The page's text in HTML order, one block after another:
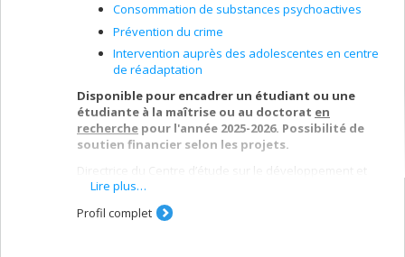
Consommation de substances psychoactives
Prévention du crime
Intervention auprès des adolescentes en centre
de réadaptation
Disponible pour encadrer un étudiant ou une
étudiante à la maîtrise ou au doctorat en
recherche pour l'année 2025-2026. Possibilité de
soutien financier selon les projets.
Directrice du Centre d’étude sur le développement et
l’adaptation des jeunes (CEDAJ;
mes travaux de recherche portent sur le
développement des troubles de comportement chez
Lire plus…
Profil complet